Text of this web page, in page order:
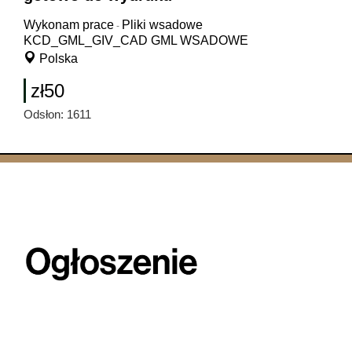
Wykonam prace - Pliki wsadowe
KCD_GML_GIV_CAD GML WSADOWE
Polska
zł50
Odsłon: 1611